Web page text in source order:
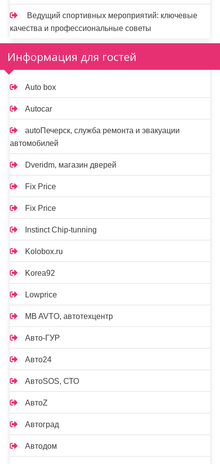
Ведущий спортивных мероприятий: ключевые
качества и профессиональные советы
Информация для гостей
Auto box
Autocar
autoПечерск, служба ремонта и эвакуации
автомобилей
Dveridm, магазин дверей
Fix Price
Fix Price
Instinct Chip-tunning
Kolobox.ru
Korea92
Lowprice
MB AVTO, автотехцентр
Авто-ГУР
Авто24
АвтоSOS, СТО
АвтоZ
Автоград
Автодом